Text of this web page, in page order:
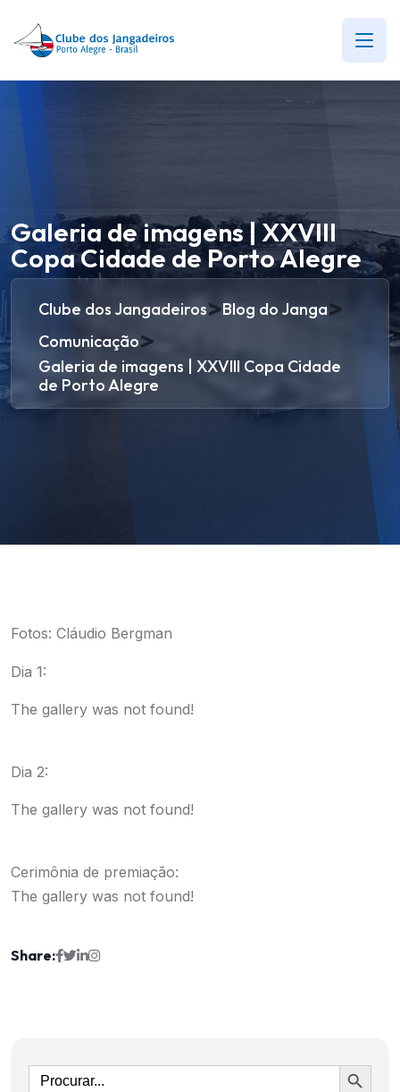
Galeria de imagens | XXVIII
Copa Cidade de Porto Alegre
Clube dos Jangadeiros>Blog do Janga>
Comunicação>
Galeria de imagens | XXVIII Copa Cidade
de Porto Alegre
Fotos: Cláudio Bergman
Dia 1:
The gallery was not found!
Dia 2:
The gallery was not found!
Cerimônia de premiação:
The gallery was not found!
Share:
Ir